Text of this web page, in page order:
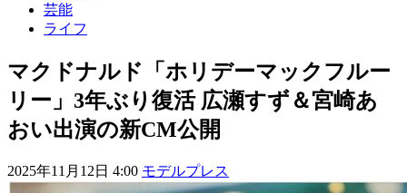
芸能
ライフ
マクドナルド「ホリデーマックフルー
リー」3年ぶり復活 広瀬すず＆宮崎あ
おい出演の新CM公開
2025年11月12日 4:00 モデルプレス